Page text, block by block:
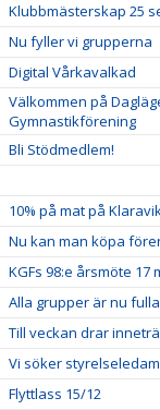
Klubbmästerskap 25
Nu fyller vi grupperna
Digital Vårkavalkad
Välkommen på
Gymnastikförening
Bli Stödmedlem!
10% på mat på
Nu kan man köpa
KGFs 98:e årsmöte 17
Alla grupper är nu
Till veckan drar
Vi söker
Flyttlass 15/12